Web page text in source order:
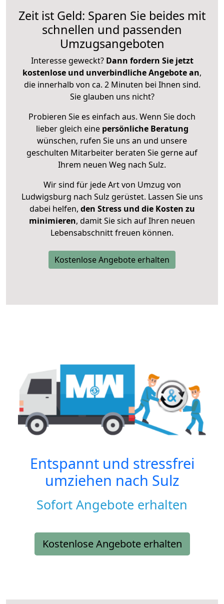
Zeit ist Geld: Sparen Sie beides mit
schnellen und passenden
Umzugsangeboten
Interesse geweckt? Dann fordern Sie jetzt
kostenlose und unverbindliche Angebote an,
die innerhalb von ca. 2 Minuten bei Ihnen sind.
Sie glauben uns nicht?
Probieren Sie es einfach aus. Wenn Sie doch
lieber gleich eine persönliche Beratung
wünschen, rufen Sie uns an und unsere
geschulten Mitarbeiter beraten Sie gerne auf
Ihrem neuen Weg nach Sulz.
Wir sind für jede Art von Umzug von
Ludwigsburg nach Sulz gerüstet. Lassen Sie uns
dabei helfen, den Stress und die Kosten zu
minimieren, damit Sie sich auf Ihren neuen
Lebensabschnitt freuen können.
Kostenlose Angebote erhalten
Entspannt und stressfrei
umziehen nach Sulz
Sofort Angebote erhalten
Kostenlose Angebote erhalten